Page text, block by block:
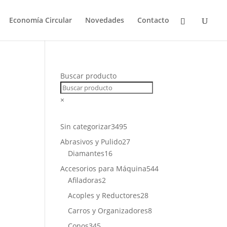
Economía Circular Novedades Contacto
Buscar producto
×
Sin categorizar3495
productos
Abrasivos y Pulido2727
Diamantes1616
productos
Accesorios para Máquina544544
Afiladoras2
productos
Acoples y Reductores2828
productos
Carros y Organizadores88